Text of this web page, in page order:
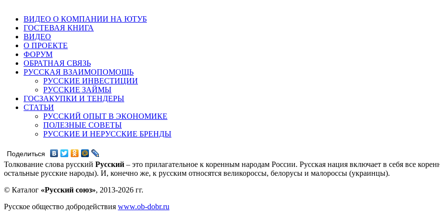
ВИДЕО О КОМПАНИИ НА ЮТУБ
ГОСТЕВАЯ КНИГА
ВИДЕО
О ПРОЕКТЕ
ФОРУМ
ОБРАТНАЯ СВЯЗЬ
РУССКАЯ ВЗАИМОПОМОЩЬ
РУССКИЕ ИНВЕСТИЦИИ
РУССКИЕ ЗАЙМЫ
ГОСЗАКУПКИ И ТЕНДЕРЫ
СТАТЬИ
РУССКИЙ ОПЫТ В ЭКОНОМИКЕ
ПОЛЕЗНЫЕ СОВЕТЫ
РУССКИЕ И НЕРУССКИЕ БРЕНДЫ
Поделиться
Толкование слова русский Русский – это прилагательное к коренным народам России. Русская нация включает в себя все
остальные русские народы). И, конечно же, к русским относятся великороссы, белорусы и малороссы (украинцы).
© Каталог «Русский союз», 2013-2026 гг.
Русское общество добродействия www.ob-dobr.ru